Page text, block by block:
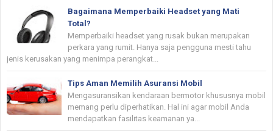
Bagaimana Memperbaiki Headset yang Mati
Total?
Memperbaiki headset yang rusak bukan merupakan
perkara yang rumit. Hanya saja pengguna mesti tahu
jenis kerusakan yang menimpa perangkat...
Tips Aman Memilih Asuransi Mobil
Mengasuransikan kendaraan bermotor khususnya mobil
memang perlu diperhatikan. Hal ini agar mobil Anda
mendapatkan fasilitas keamanan ya...